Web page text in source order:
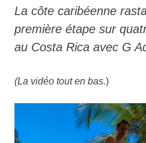
La côte caribéenne
première étape sur
au Costa Rica avec G
(La vidéo tout en bas.)